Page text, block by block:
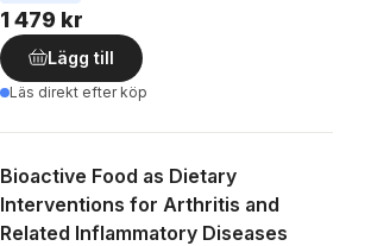
1 479 kr
Lägg till
Läs direkt efter köp
Bioactive Food as Dietary
Interventions for Arthritis and
Related Inflammatory Diseases